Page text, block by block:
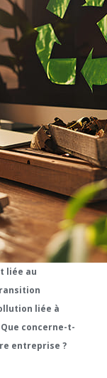
liée au
liée à
concerne-t-
entreprise ?